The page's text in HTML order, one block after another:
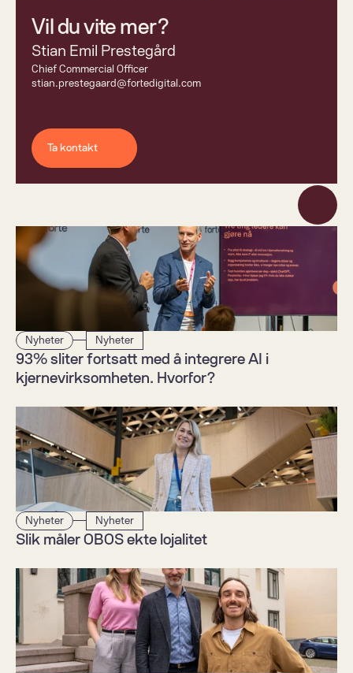
Vil du vite mer?
Stian Emil Prestegård
Chief Commercial Officer
stian.prestegaard@fortedigital.com
Ta kontakt
Nyheter Nyheter
93% sliter fortsatt med å integrere AI i
kjernevirksomheten. Hvorfor?
Nyheter Nyheter
Slik måler OBOS ekte lojalitet